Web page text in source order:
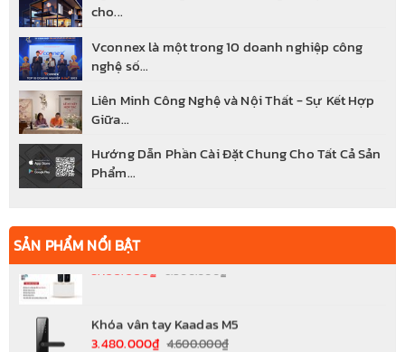
cho...
Vconnex là một trong 10 doanh nghiệp công
nghệ số...
Liên Minh Công Nghệ và Nội Thất - Sự Kết Hợp
Giữa...
Hướng Dẫn Phần Cài Đặt Chung Cho Tất Cả Sản
Phẩm...
SẢN PHẨM NỔI BẬT
Khóa vân tay Kaadas M5
Công tắc thông minh Vconnex 4 nút viền nhôm